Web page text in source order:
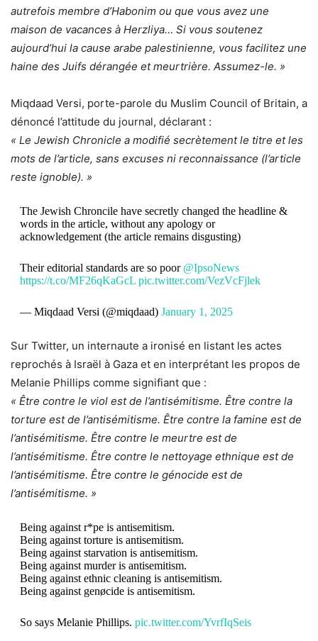
autrefois membre d’Habonim ou que vous avez une
maison de vacances à Herzliya… Si vous soutenez
aujourd’hui la cause arabe palestinienne, vous facilitez une
haine des Juifs dérangée et meurtrière. Assumez-le. »
Miqdaad Versi, porte-parole du Muslim Council of Britain, a
dénoncé l’attitude du journal, déclarant :
« Le Jewish Chronicle a modifié secrètement le titre et les
mots de l’article, sans excuses ni reconnaissance (l’article
reste ignoble). »
The Jewish Chroncile have secretly changed the headline &
words in the article, without any apology or
acknowledgement (the article remains disgusting)
Their editorial standards are so poor @IpsoNews
https://t.co/MF26qKaGcL pic.twitter.com/VezVcFjlek
— Miqdaad Versi (@miqdaad) January 1, 2025
Sur Twitter, un internaute a ironisé en listant les actes
reprochés à Israël à Gaza et en interprétant les propos de
Melanie Phillips comme signifiant que :
« Être contre le viol est de l’antisémitisme. Être contre la
torture est de l’antisémitisme. Être contre la famine est de
l’antisémitisme. Être contre le meurtre est de
l’antisémitisme. Être contre le nettoyage ethnique est de
l’antisémitisme. Être contre le génocide est de
l’antisémitisme. »
Being against r*pe is antisemitism.
Being against torture is antisemitism.
Being against starvation is antisemitism.
Being against murder is antisemitism.
Being against ethnic cleaning is antisemitism.
Being against genøcide is antisemitism.
So says Melanie Phillips. pic.twitter.com/YvrfIqSeis